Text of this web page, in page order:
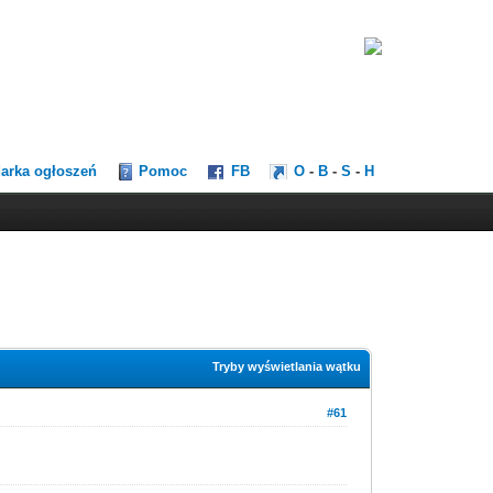
ogłoszeń Pomoc FB O - B -S - H
Tryby wyświetlania wątku
#61